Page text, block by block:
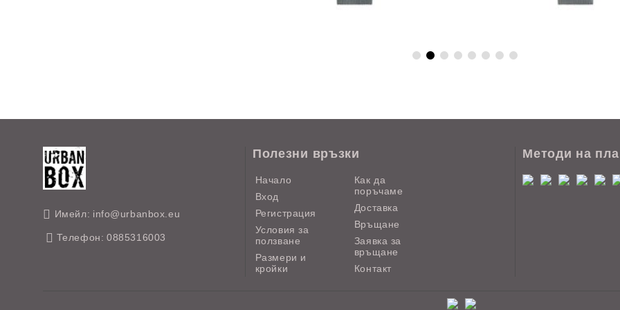
Имейл: info@urbanbox.eu
Телефон: 0885316003
Полезни връзки
Начало
Вход
Регистрация
Условия за
ползване
Размери и
кройки
Как да
поръчаме
Доставка
Връщане
Заявка за
връщане
Контакт
Методи на